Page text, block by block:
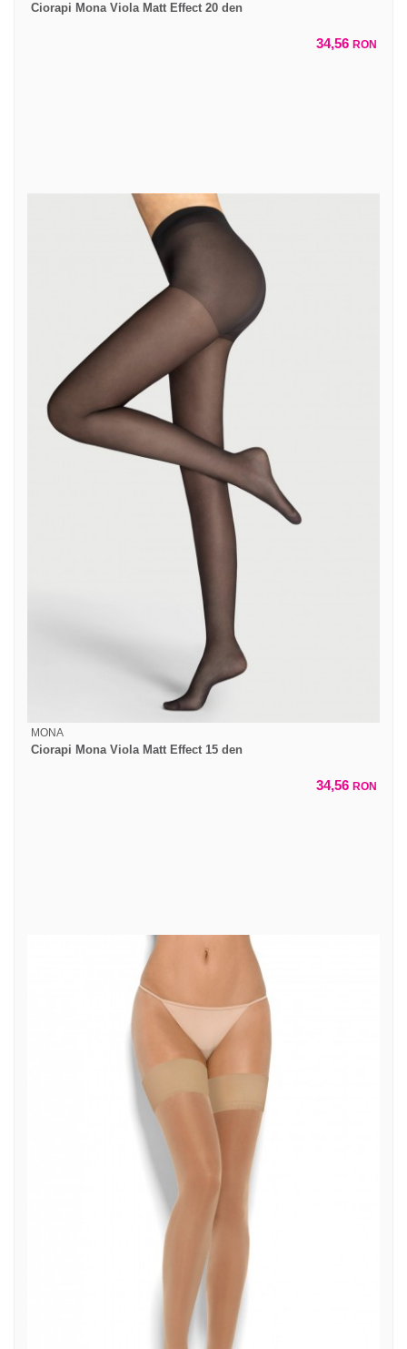
Ciorapi Mona Viola Matt Effect 20 den
34,56 RON
MONA
Ciorapi Mona Viola Matt Effect 15 den
34,56 RON